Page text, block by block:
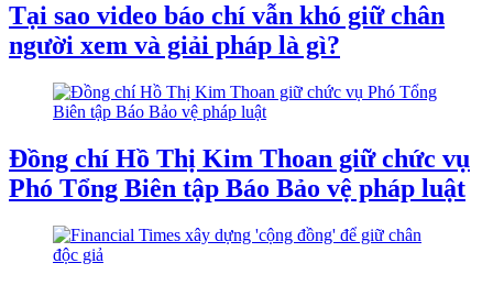
Tại sao video báo chí vẫn khó giữ chân
người xem và giải pháp là gì?
Đồng chí Hồ Thị Kim Thoan giữ chức vụ
Phó Tổng Biên tập Báo Bảo vệ pháp luật